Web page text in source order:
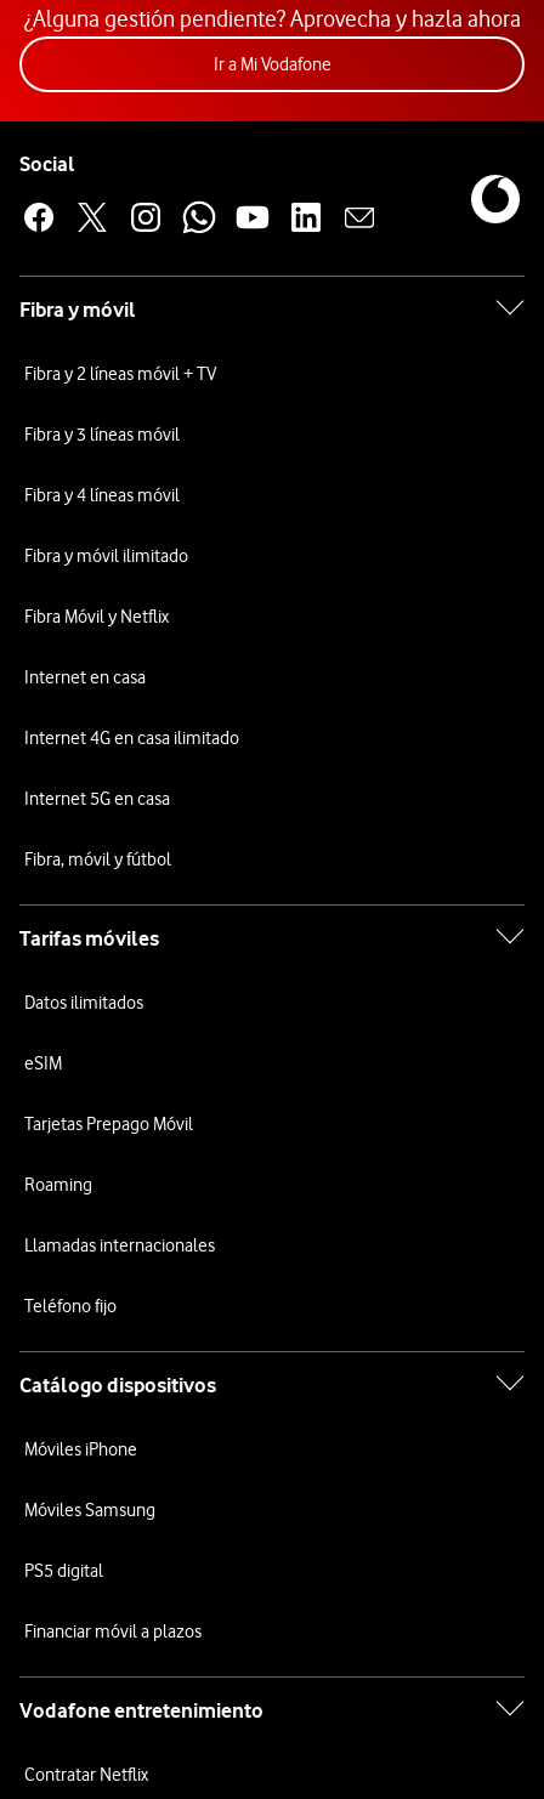
¿Alguna gestión pendiente? Aprovecha y hazla ahora
Ir a Mi VodafoneAcceder a la app Mi
Social
Fibra y móvil
Fibra y 2 líneas móvil + TV
Fibra y 3 líneas móvil
Fibra y 4 líneas móvil
Fibra y móvil ilimitado
Fibra Móvil y Netflix
Internet en casa
Internet 4G en casa ilimitado
Internet 5G en casa
Fibra, móvil y fútbol
Tarifas móviles
Datos ilimitados
eSIM
Tarjetas Prepago Móvil
Roaming
Llamadas internacionales
Teléfono fijo
Catálogo dispositivos
Móviles iPhone
Móviles Samsung
PS5 digital
Financiar móvil a plazos
Vodafone entretenimiento
Contratar Netflix